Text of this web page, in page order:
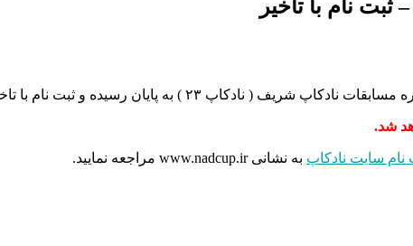
( نادکاپ ۲۳ ) به پایان رسیده و ثبت نام با تاخیر
شد.
نام سایت نادکاپ به نشانی www.nadcup.ir مراجعه نمایید.